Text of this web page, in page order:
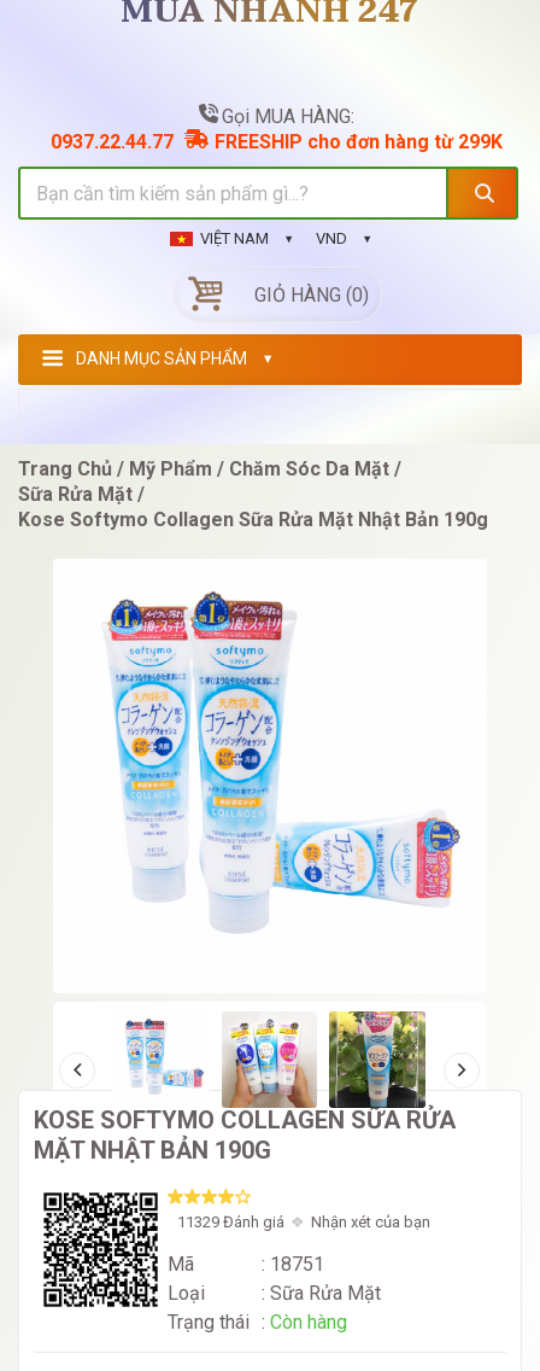
MUA NHANH 247
Gọi MUA HÀNG:
0937.22.44.77
FREESHIP cho đơn hàng từ 299K
VIỆT NAM VND
GIỎ HÀNG (0)
DANH MỤC SẢN PHẨM
Trang Chủ Mỹ Phẩm
Chăm Sóc Da Mặt
Sữa Rửa Mặt
Kose Softymo Collagen Sữa Rửa Mặt Nhật Bản 190g
KOSE SOFTYMO COLLAGEN SỮA RỬA
MẶT NHẬT BẢN 190G
11329 Đánh giá Nhận xét của bạn
Mã
: 18751
Loại
: Sữa Rửa Mặt
Trạng thái : Còn hàng